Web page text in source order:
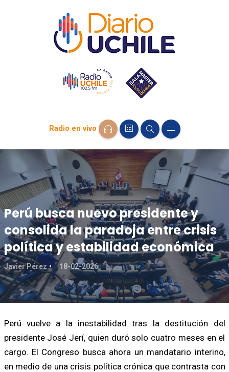
Radio en vivo
Perú busca nuevo presidente y
consolida la paradoja entre crisis
política y estabilidad económica
Javier Pérez 18-02-2026
Perú vuelve a la inestabilidad tras la destitución del
presidente José Jerí, quien duró solo cuatro meses en el
cargo. El Congreso busca ahora un mandatario interino,
en medio de una crisis política crónica que contrasta con